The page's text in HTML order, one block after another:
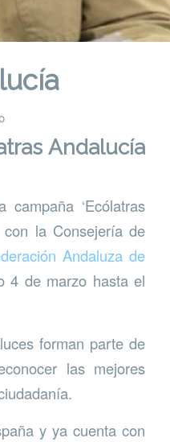
Andalucía
‘Ecólatras
la Consejería de
Andaluza de
4 de marzo hasta el
forman parte de
las mejores
y ya cuenta con